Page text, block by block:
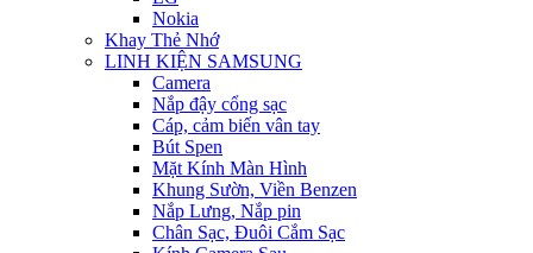
Nokia
Khay Thẻ Nhớ
LINH KIỆN SAMSUNG
Camera
Nắp đậy cổng sạc
Cáp, cảm biến vân tay
Bút Spen
Mặt Kính Màn Hình
Khung Sườn, Viền Benzen
Nắp Lưng, Nắp pin
Chân Sạc, Đuôi Cắm Sạc